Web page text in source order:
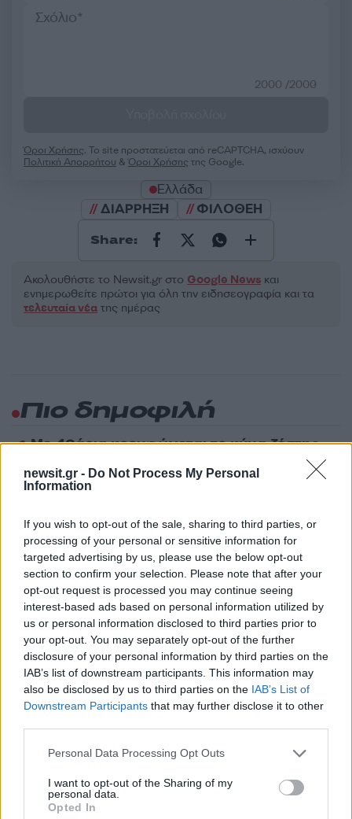
newsit.gr - Do Not Process My Personal
Information
If you wish to opt-out of the sale, sharing to third parties, or
processing of your personal or sensitive information for
targeted advertising by us, please use the below opt-out
section to confirm your selection. Please note that after your
opt-out request is processed you may continue seeing
interest-based ads based on personal information utilized by
us or personal information disclosed to third parties prior to
your opt-out. You may separately opt-out of the further
disclosure of your personal information by third parties on the
IAB’s list of downstream participants. This information may
also be disclosed by us to third parties on the IAB’s List of
Downstream Participants that may further disclose it to other
Please note that this website/app uses one or more Google
not limited to your visit or usage behaviour. You may click to
grant or deny consent to Google and its third-party tags to
use your data for below specified purposes in below Google
Personal Data Processing Opt Outs
I want to opt-out of the Sharing of my
personal data.
Opted In
2000 /2000
Όροι Χρήσης. Το site προστατεύεται από reCAPTCHA, ισχύουν
Πολιτική Απορρήτου &Όροι Χρήσης της Google.
Ελλάδα
ΔΙΑΡΡΗΞΗ
ΦΙΛΟΘΕΗ
Share:
Ακολουθήστε το Νewsit.gr στο Google News και
ενημερωθείτε πρώτοι για όλη την ειδησεογραφία και τα
τελευταία νέα της ημέρας
Πιο δημοφιλή
1 Με 40άρια κορυφώνεται το κύμα ζέστης -
Ποιες περιοχές βρίσκονται στο επίκεντρο
και μέχρι πότε θα κρατήσουν τα μελτέμια
«Ψήνονται» στα 40άρια δυτική και βόρεια
μποφόρ στο Αιγαίο μέχρι
Δεκαπενταύγουστο
3Ο Γιώργος Κούτσιας έκανε ντεμπούτο με
γκολ για τη Φαμαλικάο στην Πορτογαλία
4Ίση με 6 βόμβες Χιροσίμα η ενέργεια που
απελευθερώθηκε από τη mega fire σε
Αττική και Βοιωτία - Πώς κάηκε μέσα σε 2
βράδια το 55% της έκτασης
5Η FIFA απάντησε στις καταγγελίες για την
ερωμένη του Ινφαντίνο: «Κατηγορηματικά
αναληθείς και δυσφημιστικοί οι ισχυρισμοί»
Πιο σχολιασμένα
Marfin: Η 46χρονη πήρε προθεσμία για
να απολογηθεί την Τρίτη – «Είναι αθώα,
συμμετείχε στη διαδήλωση όπως και